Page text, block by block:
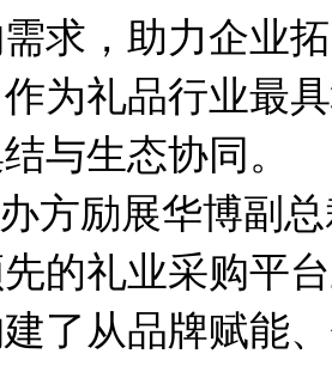
求，助力企业
为礼品行业最
与生态协同。
励展华博副总
的礼业采购平
了从品牌赋能